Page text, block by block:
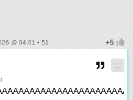
@ 04:01 • 51